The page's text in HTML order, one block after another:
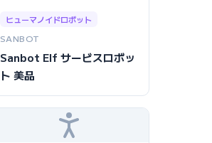
ヒューマノイドロボット
SANBOT
Sanbot Elf サービスロボッ
ト 美品